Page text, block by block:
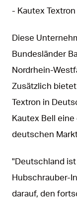
- Kautex Textron
Diese
Bundesländer
Nordrhein-
Zusätzlich
Textron in
Kautex Bell
deutschen
"Deutschland
Hubschrauber-
darauf, den